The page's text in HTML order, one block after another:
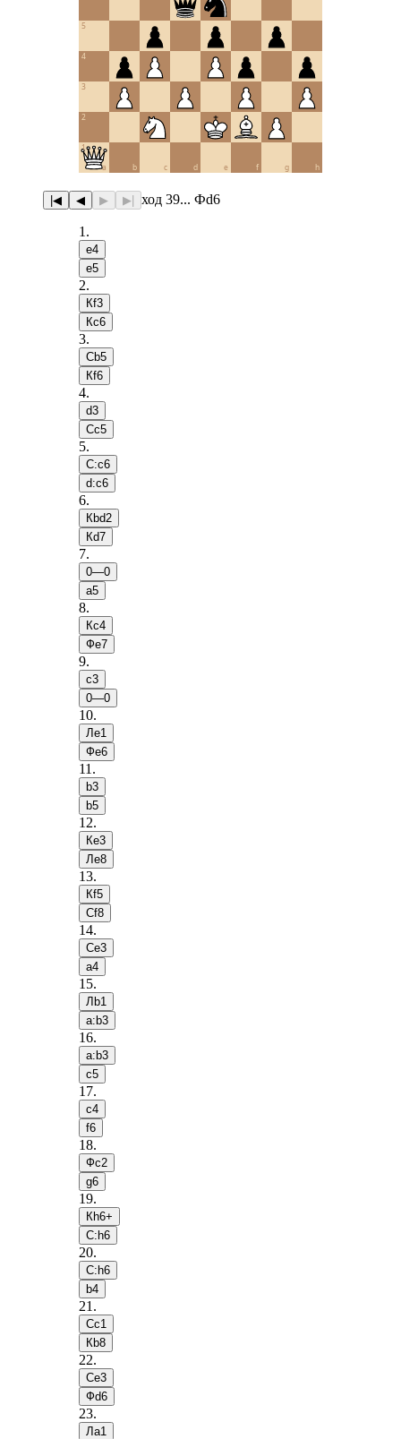
a b c d e f g h
1
2
3
4
5
|◀ ◀ ▶ ▶| ход 39... Фd6
1 .
e4
e5
2.
Кf3
Кc6
3.
Сb5
Кf6
4.
d3
Сc5
5.
С:c6
d:c6
6.
Кbd2
Кd7
7.
0—0
a5
8.
Кc4
Фe7
9.
c3
0—0
10.
Лe1
Фe6
11 .
b3
b5
12.
Кe3
Лe8
13.
Кf5
Сf8
14.
Сe3
a4
15.
Лb1
a:b3
16.
a:b3
c5
17.
c4
f6
18.
Фc2
g6
19.
Кh6+
С:h6
20.
С:h6
b4
21 .
Сc1
Кb8
22.
Сe3
Фd6
23.
Лa1